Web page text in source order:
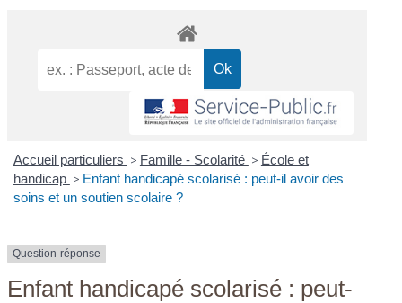
Accueil particuliers > Famille - Scolarité > École et
handicap > Enfant handicapé scolarisé : peut-il avoir des
soins et un soutien scolaire ?
Question-réponse
Enfant handicapé scolarisé : peut-